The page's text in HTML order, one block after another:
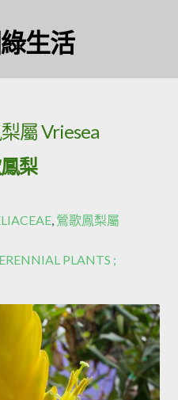
生活
屬 Vriesea
梨
, 鶯歌鳳梨屬
PLANTS ;